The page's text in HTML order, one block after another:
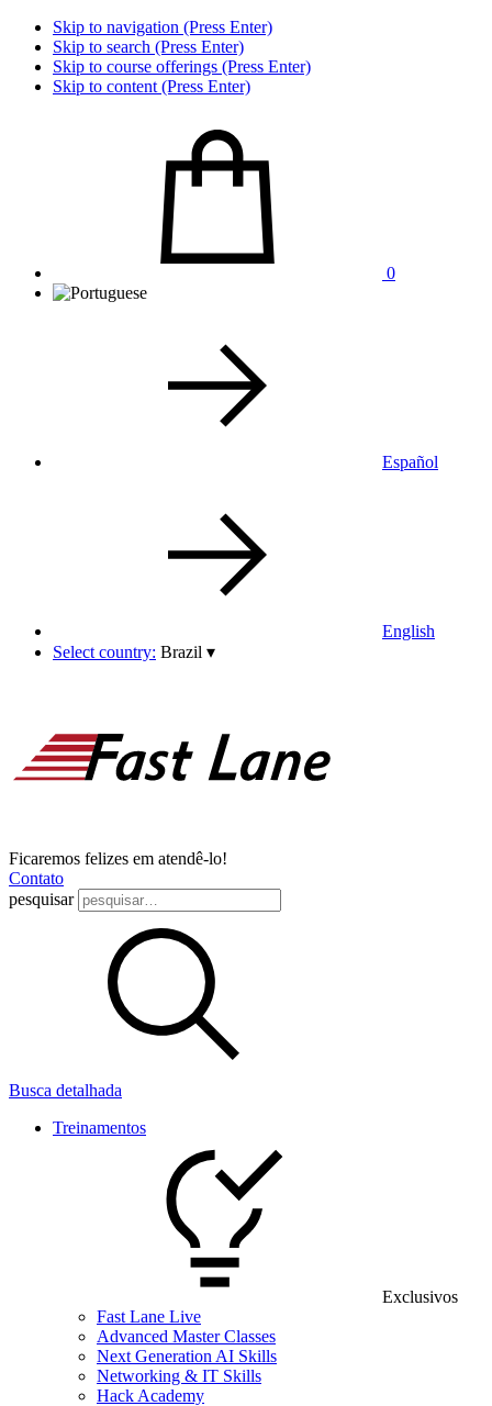
Skip to navigation (Press Enter)
Skip to search (Press Enter)
Skip to course offerings (Press Enter)
Skip to content (Press Enter)
0
Español
English
Select country: Brazil ▾
Ficaremos felizes em atendê-lo!
Contato
pesquisar
Busca detalhada
Treinamentos
Exclusivos
Fast Lane Live
Advanced Master Classes
Next Generation AI Skills
Networking & IT Skills
Hack Academy